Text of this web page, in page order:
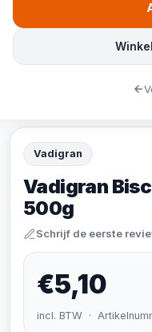
Vadigran
Vadigran
500g
Schrijf de eerste
€5,10
incl. BTW ·